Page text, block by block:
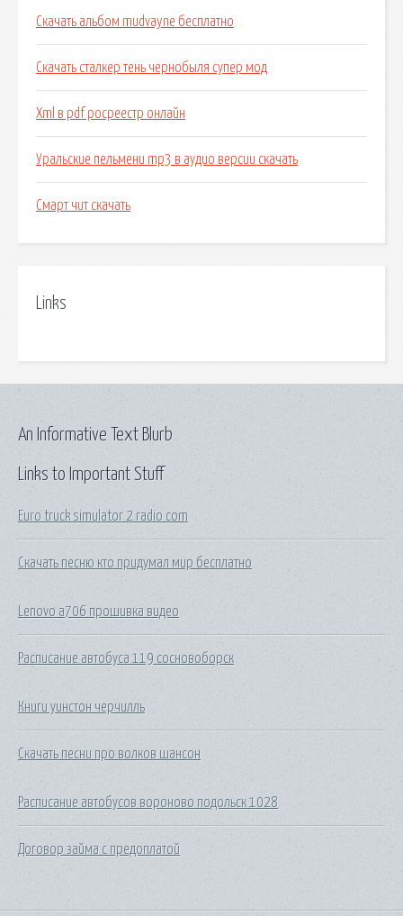
Скачать альбом mudvayne бесплатно
Скачать сталкер тень чернобыля супер мод
Xml в pdf росреестр онлайн
Уральские пельмени mp3 в аудио версии скачать
Смарт чит скачать
Links
Links to Important Stuff
Euro truck simulator 2 radio com
Скачать песню кто придумал мир бесплатно
Lenovo a706 прошивка видео
Расписание автобуса 119 сосновоборск
Книги уинстон черчилль
Скачать песни про волков шансон
Расписание автобусов вороново подольск 1028
Договор займа с предоплатой
An Informative Text Blurb